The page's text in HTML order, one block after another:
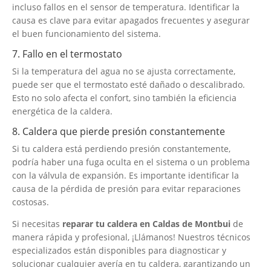
incluso fallos en el sensor de temperatura. Identificar la
causa es clave para evitar apagados frecuentes y asegurar
el buen funcionamiento del sistema.
7. Fallo en el termostato
Si la temperatura del agua no se ajusta correctamente,
puede ser que el termostato esté dañado o descalibrado.
Esto no solo afecta el confort, sino también la eficiencia
energética de la caldera.
8. Caldera que pierde presión constantemente
Si tu caldera está perdiendo presión constantemente,
podría haber una fuga oculta en el sistema o un problema
con la válvula de expansión. Es importante identificar la
causa de la pérdida de presión para evitar reparaciones
costosas.
Si necesitas reparar tu caldera en Caldas de Montbui de
manera rápida y profesional, ¡Llámanos! Nuestros técnicos
especializados están disponibles para diagnosticar y
solucionar cualquier avería en tu caldera, garantizando un